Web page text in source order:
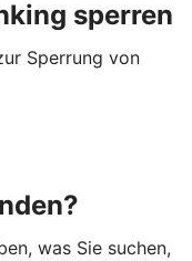
sperren
Sperrung von
was Sie suchen,